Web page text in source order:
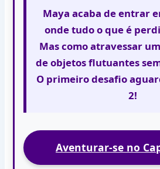
Maya acaba de entrar
onde tudo o que é
Mas como atravessar
de objetos flutuantes
O primeiro desafio
2!
Aventurar-se no